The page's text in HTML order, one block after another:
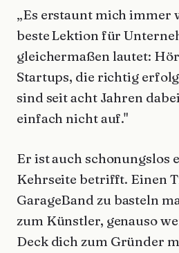
„Es erstaunt mich immer
beste Lektion für
gleichermaßen lautet:
Startups, die richtig
sind seit acht Jahren
einfach nicht auf."
Er ist auch schonungslos
Kehrseite betrifft. Einen
GarageBand zu basteln
zum Künstler, genauso
Deck dich zum Gründer